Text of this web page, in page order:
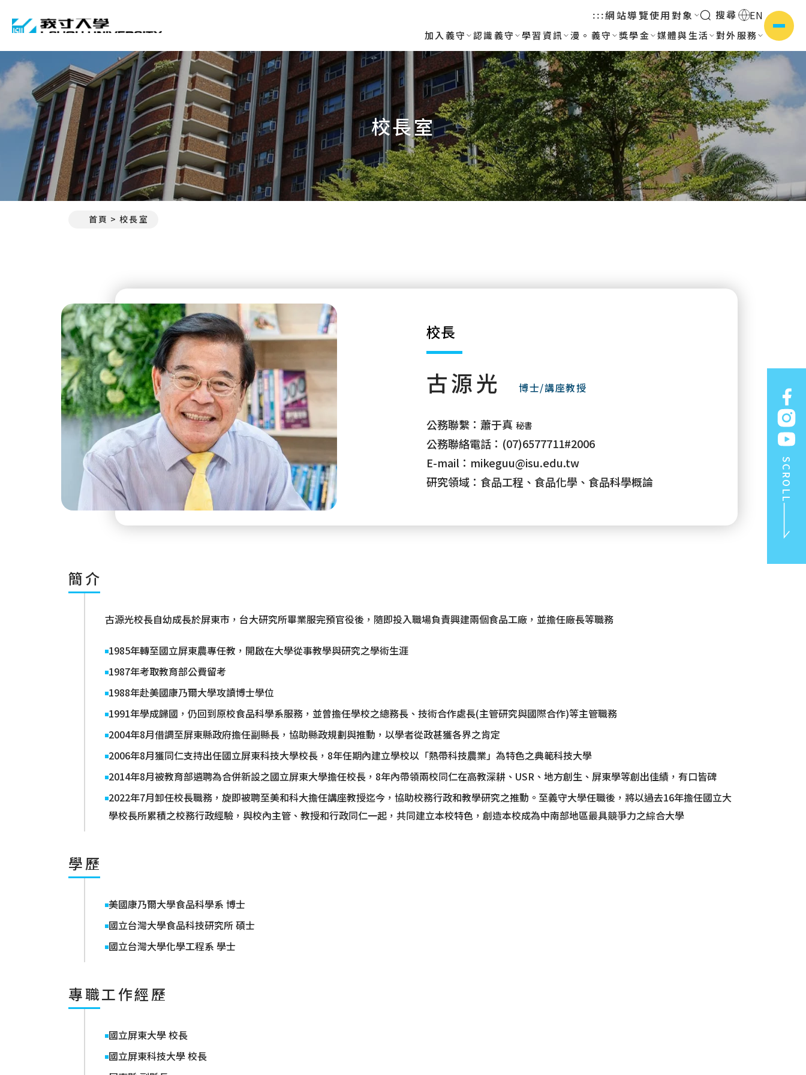
:::網站導覽使用對象 搜尋 EN
加入義守 認識義守 學習資訊 漫。義守 獎學金 媒體與生活 對外服務
側選單
SCROLL
校長室
首頁 校長室
校長
古源光 博士/講座教授
公務聯繫： 蕭于真 秘書
公務聯絡電話： (07)6577711#2006
E-mail： mikeguu@isu.edu.tw
研究領域： 食品工程、食品化學、食品科學概論
簡介
古源光校長自幼成長於屏東市，台大研究所畢業服完預官役後，隨即投入職場負責興建兩個食品工廠，並擔任廠長等職務
1985年轉至國立屏東農專任教，開啟在大學從事教學與研究之學術生涯
1987年考取教育部公費留考
1988年赴美國康乃爾大學攻讀博士學位
1991年學成歸國，仍回到原校食品科學系服務，並曾擔任學校之總務長、技術合作處長(主管研究與國際合作)等主管職務
2004年8月借調至屏東縣政府擔任副縣長，協助縣政規劃與推動，以學者從政甚獲各界之肯定
2006年8月獲同仁支持出任國立屏東科技大學校長，8年任期內建立學校以「熱帶科技農業」為特色之典範科技大學
2014年8月被教育部遴聘為合併新設之國立屏東大學擔任校長，8年內帶領兩校同仁在高教深耕、USR、地方創生、屏東學等創出佳績，有口皆碑
2022年7月卸任校長職務，旋即被聘至美和科大擔任講座教授迄今，協助校務行政和教學研究之推動。至義守大學任職後，將以過去16年擔任國立大
學校長所累積之校務行政經驗，與校內主管、教授和行政同仁一起，共同建立本校特色，創造本校成為中南部地區最具競爭力之綜合大學
學歷
美國康乃爾大學食品科學系 博士
國立台灣大學食品科技研究所 碩士
國立台灣大學化學工程系 學士
專職工作經歷
國立屏東大學 校長
國立屏東科技大學 校長